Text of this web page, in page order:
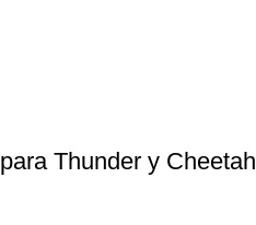
Thunder y